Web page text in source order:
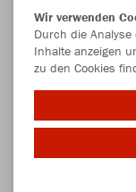
Wir verwenden
Durch die
Inhalte anzeigen
zu den Cookies